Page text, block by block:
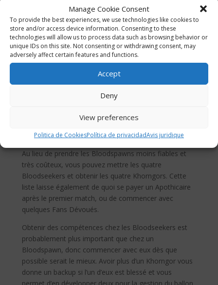
Manage Cookie Consent
To provide the best experiences, we use technologies like cookies to
store and/or access device information. Consenting to these
technologies will allow us to process data such as browsing behavior or
unique IDs on this site. Not consenting or withdrawing consent, may
adversely affect certain features and functions.
Accept
Deny
View preferences
Politica de CookiesPolítica de privacidadAvis juridique
Linemen Marauder Nés-
du-Sang
0k
4 Khorngors
28
0k
44
tal
Au lieu de prendre les Bloodspawns moins fiables et
très coûteux, vous pouvez mettre les quatre
Bloodseekers et obtenir les quatre Khorngors. Cette
liste laisse également de quoi se payer un Apothicaire
après le premier match, ou de commencer avec
quelques Fans Dévoués.
Obtenir des compétences chez les Bloodseekers est
probablement plus important que chez un
Bloodspawn, donc commencer avec eux dès que
possible serait le mieux. Avoir plus d’un Khorngor vous
donne un backup si l’un d’eux est blessé et vous